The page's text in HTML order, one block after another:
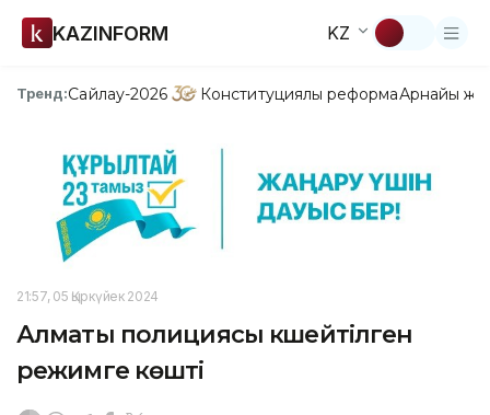
KAZINFORM KZ
Тренд:Сайлау-2026 Конституциялық реформаАрнайы
21:57, 05 Қыркүйек 2024
Алматы полициясы күшейтілген
режимге көшті